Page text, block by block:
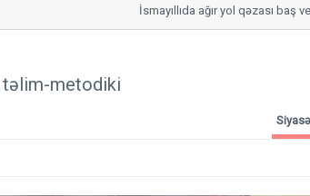
İsmayıllıda ağır yol qəzası baş
təlim-metodiki